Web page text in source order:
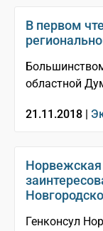
В первом
областной
21.11.2018 |
Норвежская
Генконсул